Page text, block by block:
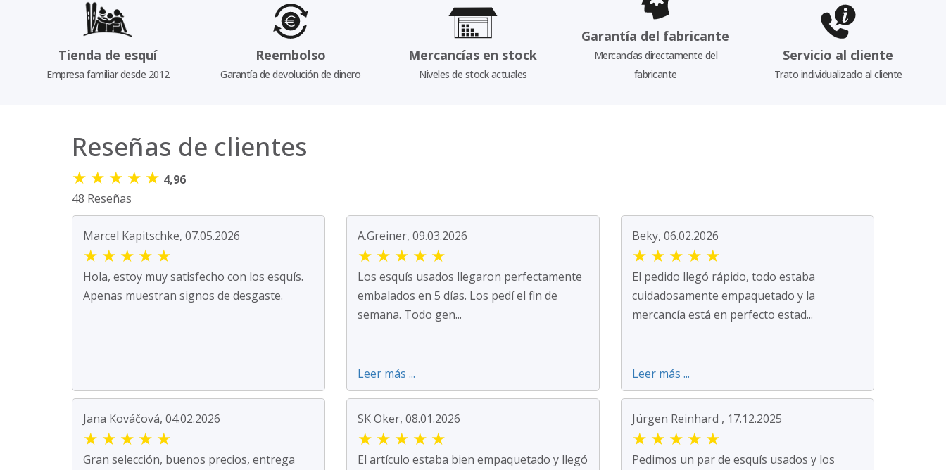
Tienda de esquí
Empresa familiar desde 2012
Reembolso
Garantía de devolución de dinero
Mercancías en stock
Niveles de stock actuales
Garantía del fabricante
Mercancías directamente del
fabricante
Servicio al cliente
Trato individualizado al cliente
Reseñas de clientes
★ ★ ★ ★ ★ 4,96
48 Reseñas
Marcel Kapitschke, 07.05.2026
★ ★ ★ ★ ★
Hola, estoy muy satisfecho con los esquís.
Apenas muestran signos de desgaste.
A.Greiner, 09.03.2026
★ ★ ★ ★ ★
Los esquís usados llegaron perfectamente
embalados en 5 días. Los pedí el fin de
semana. Todo gen...
Leer más ...
Beky, 06.02.2026
★ ★ ★ ★ ★
El pedido llegó rápido, todo estaba
cuidadosamente empaquetado y la
mercancía está en perfecto estad...
Leer más ...
Jana Kováčová, 04.02.2026
★ ★ ★ ★ ★
Gran selección, buenos precios, entrega
SK Oker, 08.01.2026
★ ★ ★ ★ ★
El artículo estaba bien empaquetado y llegó
Jürgen Reinhard , 17.12.2025
★ ★ ★ ★ ★
Pedimos un par de esquís usados y los